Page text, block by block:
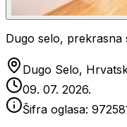
Dugo selo, prekrasna
Dugo Selo,
09. 07. 2026.
Šifra oglasa: